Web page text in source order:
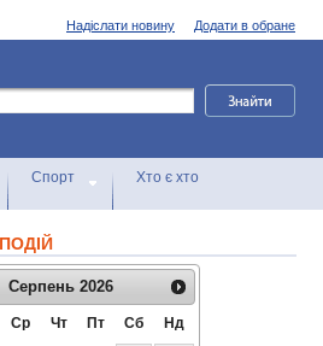
Додати в обране
Надіслати новину
Спорт Хто є хто
Серпень 2026
Ср Чт Пт Сб
Нд